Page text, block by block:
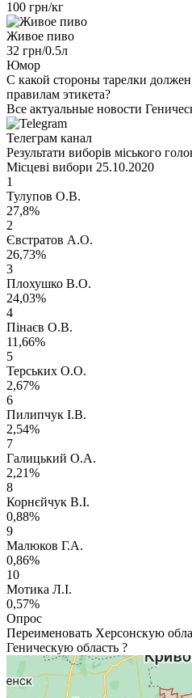
100 грн/кг
Живое пиво
32 грн/0.5л
Юмор
С какой стороны тарелки
правилам этикета?
Все актуальные новости
Телеграм канал
Результати виборів міського
Місцеві вибори 25.10.2020
1
Тулупов О.В.
27,8%
2
Євстратов А.О.
26,73%
3
Плохушко В.О.
24,03%
4
Пінаєв О.В.
11,66%
5
Терських О.О.
2,67%
6
Пилипчук І.В.
2,54%
7
Галицький О.А.
2,21%
8
Корнєйчук В.І.
0,88%
9
Малюков Г.А.
0,86%
10
Мотика Л.І.
0,57%
Опрос
Переименовать Херсонскую
Геническую область ?